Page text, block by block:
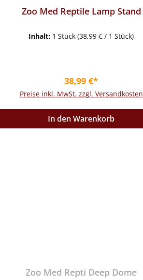
Zoo Med Reptile Lamp Stand
Inhalt: 1 Stück (38,99 € / 1 Stück)
Regulärer Preis:
38,99 €*
Preise inkl. MwSt. zzgl. Versandkosten
In den Warenkorb
Zoo Med Repti Deep Dome